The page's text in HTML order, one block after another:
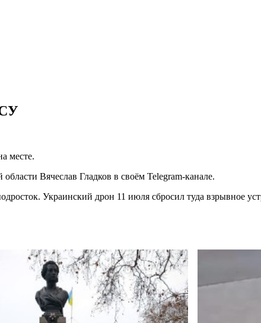
месте.
Вячеслав Гладков в своём Telegram-канале.
Украинский дрон 11 июля сбросил туда взрывное